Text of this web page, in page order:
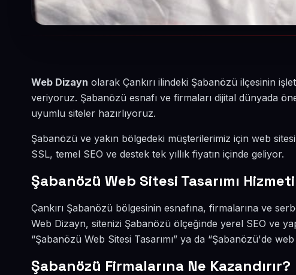
Web Dizayn olarak Çankırı ilindeki Şabanözü ilçesinin
veriyoruz. Şabanözü esnafı ve firmaları dijital dünyada
uyumlu siteler hazırlıyoruz.
Şabanözü ve yakın bölgedeki müşterilerimiz için web
SSL, temel SEO ve destek tek yıllık fiyatın içinde geliyor.
Şabanözü Web Sitesi Tasarımı Hizmeti
Çankırı Şabanözü bölgesinin esnafına, firmalarına ve
Web Dizayn, sitenizi Şabanözü ölçeğinde yerel SEO ve
“Şabanözü Web Sitesi Tasarımı” ya da “Şabanözü'de
Şabanözü Firmalarına Ne Kazandırır?